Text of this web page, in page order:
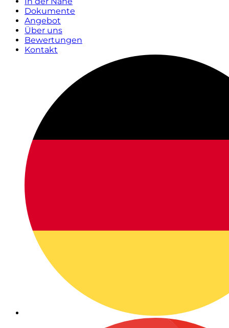
Dokumente
Angebot
Über uns
Bewertungen
Kontakt